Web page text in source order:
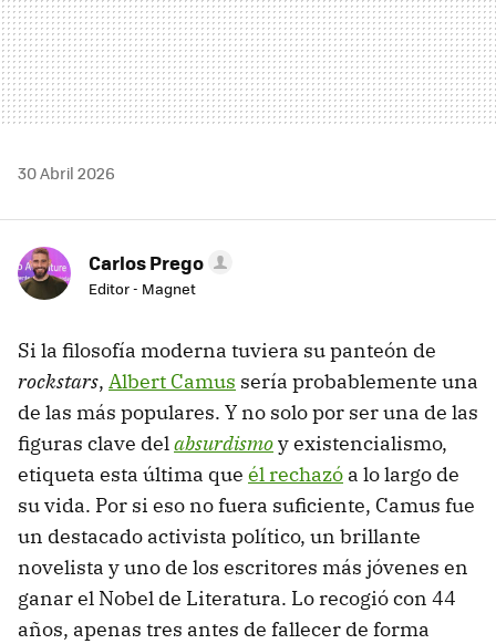
30 Abril 2026
Carlos Prego
Editor - Magnet
Si la filosofía moderna tuviera su panteón de
rockstars, Albert Camus sería probablemente una
de las más populares. Y no solo por ser una de las
figuras clave delabsurdismoy existencialismo,
etiqueta esta última que él rechazó a lo largo de
su vida. Por si eso no fuera suficiente, Camus fue
un destacado activista político, un brillante
novelista y uno de los escritores más jóvenes en
ganar el Nobel de Literatura. Lo recogió con 44
años, apenas tres antes de fallecer de forma